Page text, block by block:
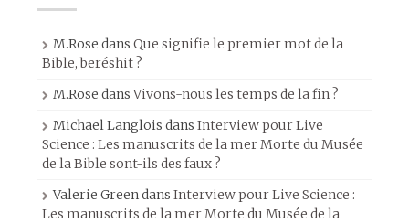
M.Rose dans Que signifie le premier mot de la
Bible, beréshit ?
M.Rose dansVivons-nous les temps de la fin ?
Michael Langlois dans Interview pour Live
Science : Les manuscrits de la mer Morte du Musée
de la Bible sont-ils des faux ?
Valerie Green dans Interview pour Live Science :
Les manuscrits de la mer Morte du Musée de la